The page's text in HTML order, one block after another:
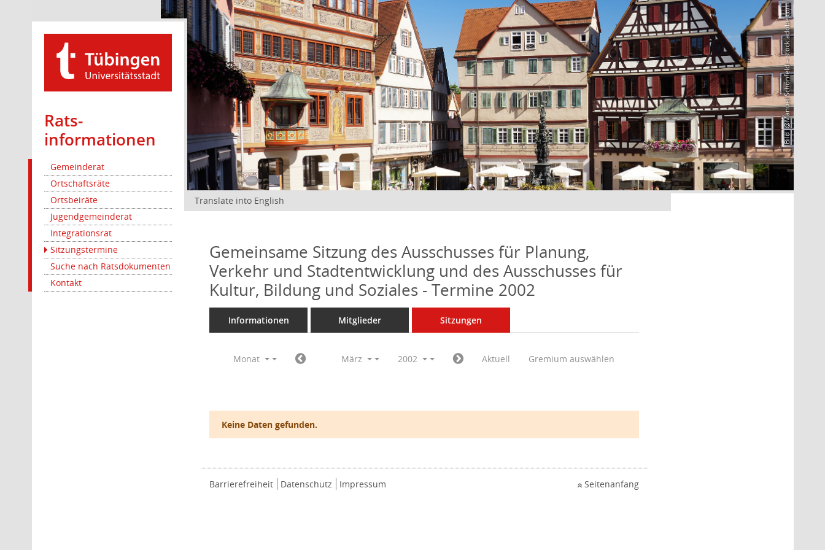
Rats­
informationen
Gemeinderat
Ortschaftsräte
Ortsbeiräte
Jugendgemeinderat
Integrationsrat
Sitzungstermine
Suche nach Ratsdokumenten
Kontakt
Bild: @Manuel Schönfeld – stock.adobe.com
Translate into English
Gemeinsame Sitzung des Ausschusses für Planung,
Verkehr und Stadtentwicklung und des Ausschusses für
Kultur, Bildung und Soziales - Termine 2002
Informationen Mitglieder Sitzungen
Monat März 2002 Aktuell Gremium auswählen
Keine Daten gefunden.
Barrierefreiheit Datenschutz Impressum Seitenanfang